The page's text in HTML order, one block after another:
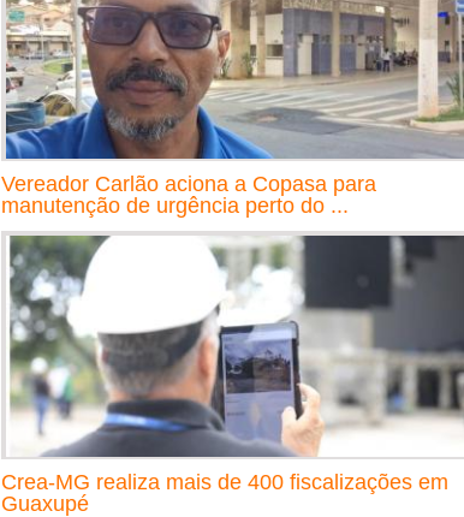
Vereador Carlão aciona a Copasa para
manutenção de urgência perto do ...
Crea-MG realiza mais de 400 fiscalizações em
Guaxupé